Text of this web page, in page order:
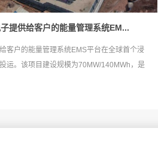
提供给客户的能量管理系统EM...
客户的能量管理系统EMS平台在全球首个浸
运。该项目建设规模为70MW/140MWh，是